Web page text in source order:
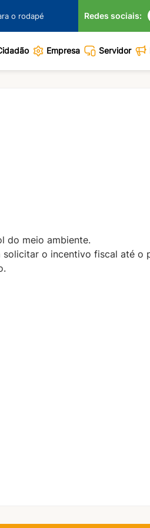
o rodapé Redes sociais:
Empresa Servidor
do meio ambiente.
o incentivo fiscal até